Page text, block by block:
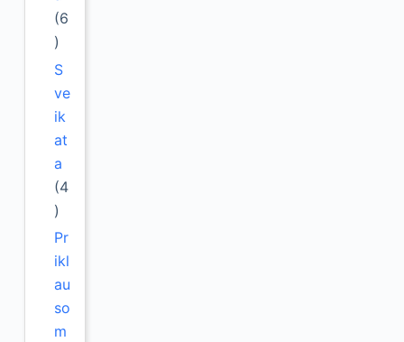
(6
)
S
ve
ik
at
a
(4
)
Pr
ikl
au
so
m